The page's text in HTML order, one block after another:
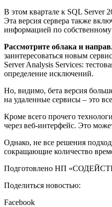
В этом квартале к SQL Server
Эта версия сервера также
информацией по
Рассмотрите облака и
заинтересоваться новым
Server Analysis Services:
определение исключений.
Но, видимо, бета версия
на удаленные сервисы – это
Кроме всего прочего
через веб-интерфейс. Это
Однако, не все решения
сокращающие количество
Подготовлено НП
Поделиться новостью:
Facebook